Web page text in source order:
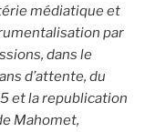
médiatique et
par
dans le
d’attente, du
et la republication
Mahomet,